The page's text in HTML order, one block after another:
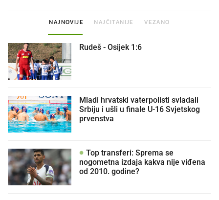
NAJNOVIJE NAJČITANIJE VEZANO
Rudeš - Osijek 1:6
Mladi hrvatski vaterpolisti svladali
Srbiju i ušli u finale U-16 Svjetskog
prvenstva
Top transferi: Sprema se
nogometna izdaja kakva nije viđena
od 2010. godine?